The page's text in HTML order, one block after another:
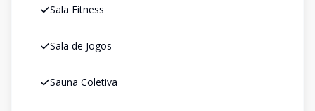
Sala Fitness
Sala de Jogos
Sauna Coletiva